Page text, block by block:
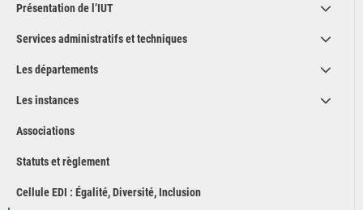
Présentation de l’IUT
Services administratifs et techniques
Les départements
Les instances
Associations
Statuts et règlement
Cellule EDI : Égalité, Diversité, Inclusion